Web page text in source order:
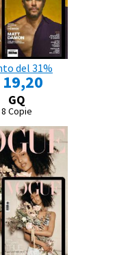
del 31%
19,20
GQ
8 Copie